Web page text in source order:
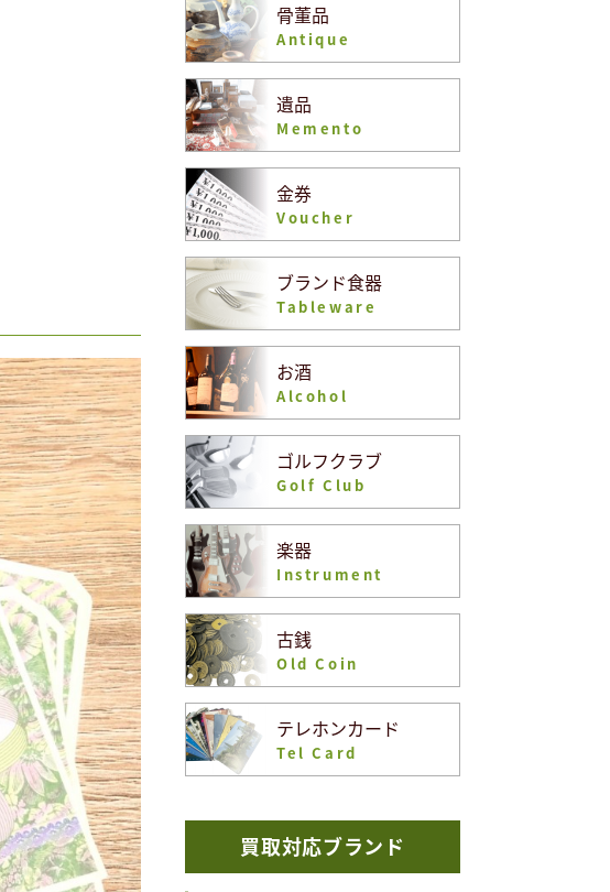
骨董品
Antique
遺品
Memento
金券
Voucher
ブランド食器
Tableware
お酒
Alcohol
ゴルフクラブ
Golf Club
楽器
Instrument
古銭
Old Coin
テレホンカード
Tel Card
買取対応ブランド